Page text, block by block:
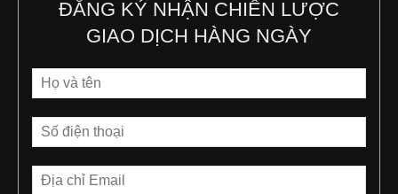
ĐĂNG KÝ NHẬN CHIẾN LƯỢC
GIAO DỊCH HÀNG NGÀY